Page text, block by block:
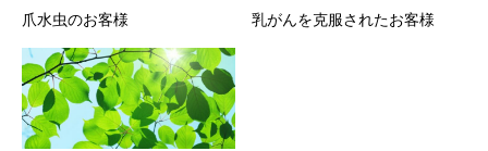
爪水虫のお客様 乳がんを克服されたお客様